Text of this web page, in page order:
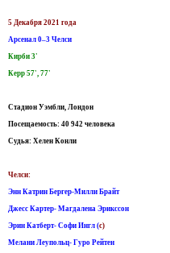
5 Декабря 2021 года
Арсенал 0–3 Челси
Кирби 3'
Керр 57', 77'
Стадион Уэмбли, Лондон
Посещаемость: 40 942 человека
Судья: Хелен Конли
Челси:
Энн Катрин Бергер-Милли Брайт
Джесс Картер- Магдалена Эрикссон
Эрин Катберт- Софи Ингл (c)
Мелани Леупольц- Гуро Рейтен